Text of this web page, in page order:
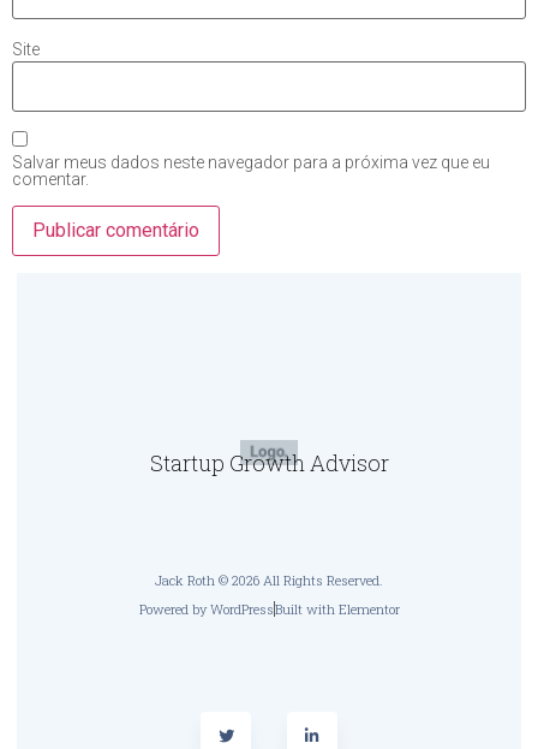
Site
Salvar meus dados neste navegador para a próxima vez que eu
comentar.
Startup Growth Advisor
Jack Roth © 2026 All Rights Reserved.
Powered by WordPressBuilt with Elementor